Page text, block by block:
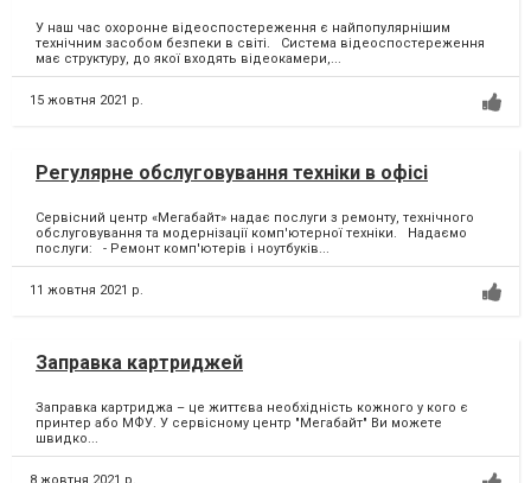
У наш час охоронне відеоспостереження є найпопулярнішим
технічним засобом безпеки в світі. Система відеоспостереження
має структуру, до якої входять відеокамери,...
15 жовтня 2021 р.
Регулярне обслуговування техніки в офісі
Сервісний центр «Мегабайт» надає послуги з ремонту, технічного
обслуговування та модернізації комп'ютерної техніки. Надаємо
послуги: - Ремонт комп'ютерів і ноутбуків...
11 жовтня 2021 р.
Заправка картриджей
Заправка картриджа – це життєва необхідність кожного у кого є
принтер або МФУ.⁣ У сервісному центр "Мегабайт" Ви можете
швидко...
8 жовтня 2021 р.